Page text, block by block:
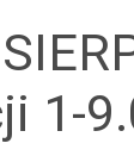
1-